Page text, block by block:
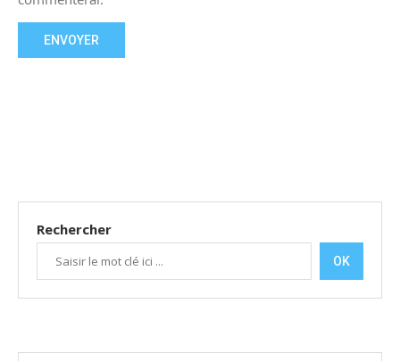
Rechercher
OK